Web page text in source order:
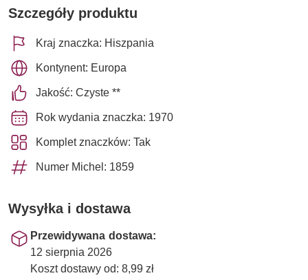
Szczegóły produktu
Kraj znaczka: Hiszpania
Kontynent: Europa
Jakość: Czyste **
Rok wydania znaczka: 1970
Komplet znaczków: Tak
Numer Michel: 1859
Wysyłka i dostawa
Przewidywana dostawa:
12 sierpnia 2026
Koszt dostawy od: 8,99 zł